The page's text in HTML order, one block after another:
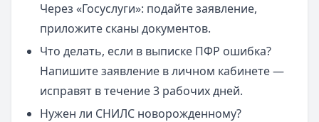
Через «Госуслуги»: подайте заявление,
приложите сканы документов.
Что делать, если в выписке ПФР ошибка?
Напишите заявление в личном кабинете —
исправят в течение 3 рабочих дней.
Нужен ли СНИЛС новорожденному?